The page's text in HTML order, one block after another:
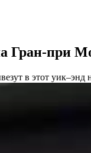
Гран-при
в этот уик–энд